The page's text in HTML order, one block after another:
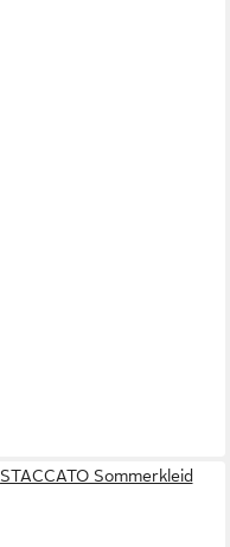
STACCATO Sommerkleid